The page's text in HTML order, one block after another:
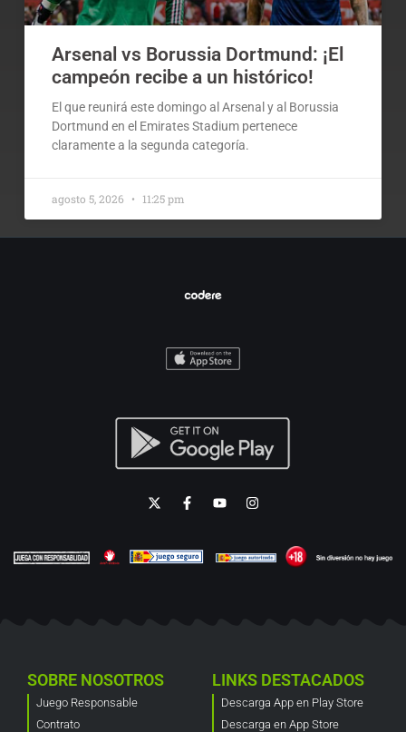
Arsenal vs Borussia Dortmund: ¡El
campeón recibe a un histórico!
El que reunirá este domingo al Arsenal y al Borussia
Dortmund en el Emirates Stadium pertenece
claramente a la segunda categoría.
agosto 5, 2026 11:25 pm
SOBRE NOSOTROS
Juego Responsable
Contrato
LINKS DESTACADOS
Descarga App en Play Store
Descarga en App Store